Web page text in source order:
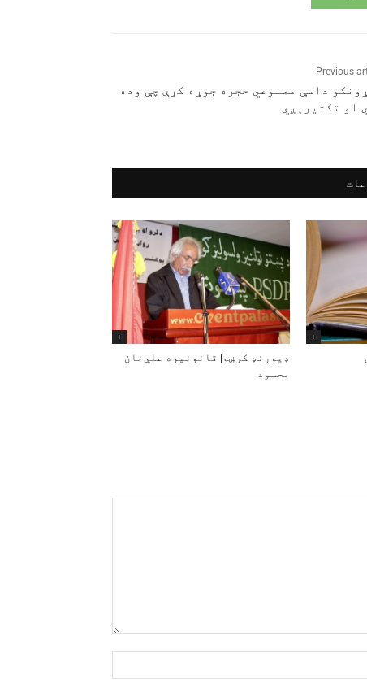
Previous
داسې مصنوعي حجره جوړه کړې چې وده
او تکثیرېږي
+
+
ډیورنډ کرښه| قانونپوه علي‌خان
محسود